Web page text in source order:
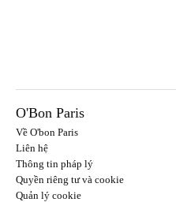
O'Bon Paris
Về O'bon Paris
Liên hệ
Thông tin pháp lý
Quyền riêng tư và cookie
Quản lý cookie